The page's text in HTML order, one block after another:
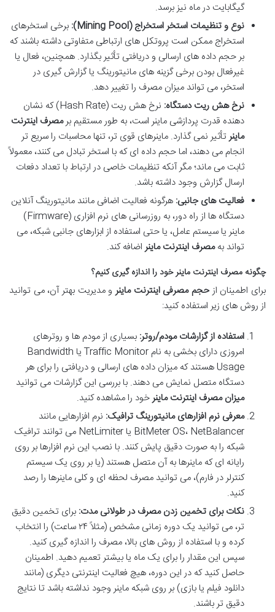
گیگابایت در ماه نیز برسد.
نوع و تنظیمات استخر استخراج (Mining Pool):
برخی استخرهای
استخراج ممکن است پروتکل های ارتباطی متفاوتی داشته باشند که
بر حجم داده های ارسالی و دریافتی تأثیر بگذارد. همچنین، فعال یا
غیرفعال بودن برخی گزینه های مانیتورینگ یا گزارش گیری در
استخر، می تواند میزان مصرف را تغییر دهد.
نرخ هش ریت دستگاه:
نرخ هش ریت (Hash Rate) که نشان
دهنده قدرت پردازشی ماینر است، به طور مستقیم برمصرف اینترنت
ماینر تأثیر نمی گذارد. ماینرهای قوی تر، تنها محاسبات را سریع تر
انجام می دهند، اما حجم داده ای که با استخر تبادل می کنند، معمولاً
ثابت می ماند؛ مگر آنکه تنظیمات خاصی در ارتباط با تعداد دفعات
ارسال گزارش وجود داشته باشد.
فعالیت های جانبی: هرگونه فعالیت اضافی مانند مانیتورینگ آنلاین
دستگاه ها از راه دور، به روزرسانی های نرم افزاری (Firmware)
ماینر یا سیستم عامل، یا حتی استفاده از ابزارهای جانبی شبکه، می
تواند بهمصرف اینترنت ماینر اضافه کند.
چگونه مصرف اینترنت ماینر خود را اندازه گیری کنیم؟
برای اطمینان ازحجم مصرفی اینترنت ماینر و مدیریت بهتر آن، می توانید
از روش های زیر استفاده کنید:
استفاده از گزارشات مودم/روتر: بسیاری از مودم ها و روترهای
امروزی دارای بخشی به نام Traffic Monitor یا Bandwidth
Usage هستند که میزان داده های ارسالی و دریافتی را برای هر
دستگاه متصل نمایش می دهند. با بررسی این گزارشات می توانید
میزان مصرف اینترنت ماینرخود را مشاهده کنید.
معرفی نرم افزارهای مانیتورینگ ترافیک: نرم افزارهایی مانند
BitMeter OS، NetBalancer یا NetLimiter می توانند ترافیک
شبکه را به صورت دقیق پایش کنند. با نصب این نرم افزارها بر روی
رایانه ای که ماینرها به آن متصل هستند (یا بر روی یک سیستم
کنترلر در فارم)، می توانید مصرف لحظه ای و کلی ماینرها را رصد
کنید.
نکات برای تخمین زدن مصرف در طولانی مدت: برای تخمین دقیق
تر، می توانید یک دوره زمانی مشخص (مثلاً ۲۴ ساعت) را انتخاب
کرده و با استفاده از روش های بالا، مصرف را اندازه گیری کنید.
سپس این مقدار را برای یک ماه یا بیشتر تعمیم دهید. اطمینان
حاصل کنید که در این دوره، هیچ فعالیت اینترنتی دیگری (مانند
دانلود فیلم یا بازی) بر روی شبکه ماینر وجود نداشته باشد تا نتایج
دقیق تر باشند.